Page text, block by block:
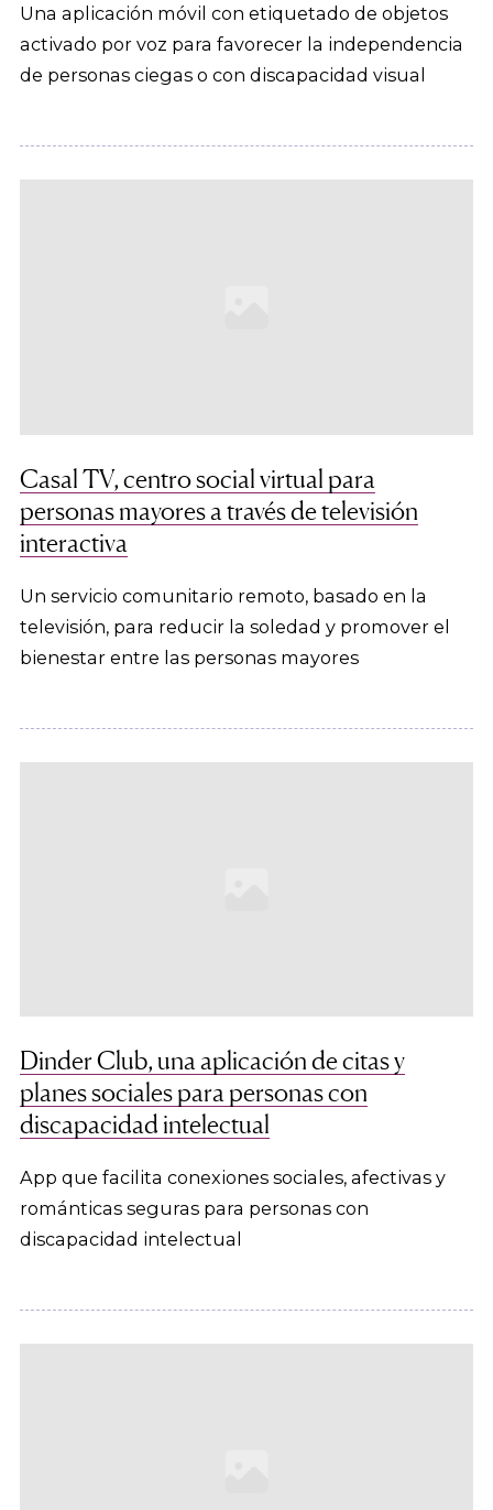
Una aplicación móvil con etiquetado de objetos
activado por voz para favorecer la independencia
de personas ciegas o con discapacidad visual
Casal TV, centro social virtual para
personas mayores a través de televisión
interactiva
Un servicio comunitario remoto, basado en la
televisión, para reducir la soledad y promover el
bienestar entre las personas mayores
Dinder Club, una aplicación de citas y
planes sociales para personas con
discapacidad intelectual
App que facilita conexiones sociales, afectivas y
románticas seguras para personas con
discapacidad intelectual